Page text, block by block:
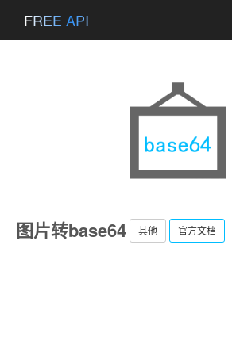
FREE API
图片转base64 其他 官方文档